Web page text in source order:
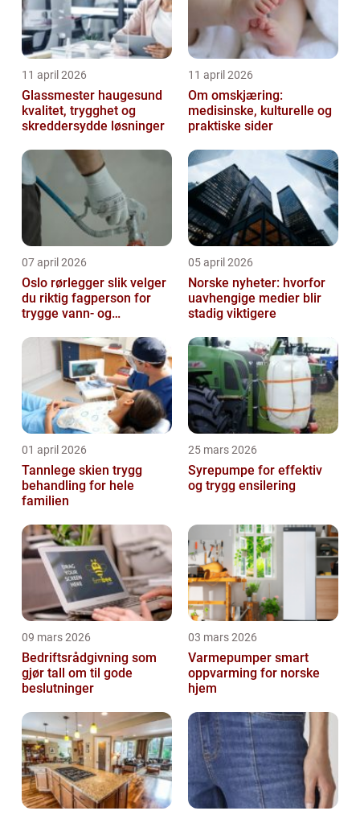
11 april 2026
Glassmester haugesund
kvalitet, trygghet og
skreddersydde løsninger
11 april 2026
Om omskjæring:
medisinske, kulturelle og
praktiske sider
07 april 2026
Oslo rørlegger slik velger
du riktig fagperson for
trygge vann- og
05 april 2026
Norske nyheter: hvorfor
uavhengige medier blir
stadig viktigere
01 april 2026
Tannlege skien trygg
behandling for hele
familien
25 mars 2026
Syrepumpe for effektiv
og trygg ensilering
09 mars 2026
Bedriftsrådgivning som
gjør tall om til gode
beslutninger
03 mars 2026
Varmepumper smart
oppvarming for norske
hjem